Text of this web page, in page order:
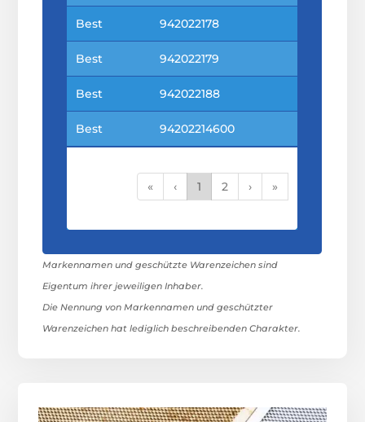
Best 942022178
Best 942022179
Best 942022188
Best 94202214600
« ‹ 1 2 › »
Markennamen und geschützte Warenzeichen sind
Eigentum ihrer jeweiligen Inhaber.
Die Nennung von Markennamen und geschützter
Warenzeichen hat lediglich beschreibenden Charakter.